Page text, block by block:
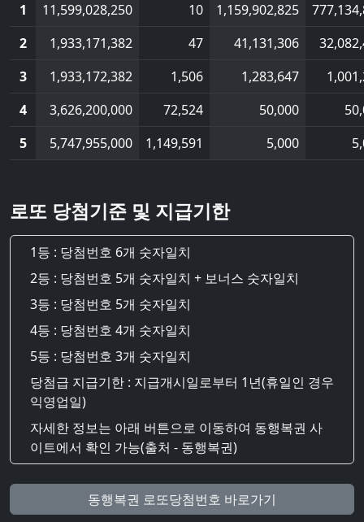
1
11,599,028,250 10 1,159,902,825
2
1,933,171,382 47 41,131,306
3
1,933,172,382 1,506 1,283,647
4
3,626,200,000 72,524 50,000
5
5,747,955,000 1,149,591 5,000
로또 당첨기준 및 지급기한
1등 : 당첨번호 6개 숫자일치
2등 : 당첨번호 5개 숫자일치 + 보너스 숫자일치
3등 : 당첨번호 5개 숫자일치
4등 : 당첨번호 4개 숫자일치
5등 : 당첨번호 3개 숫자일치
당첨급 지급기한 : 지급개시일로부터 1년(휴일인 경우
익영업일)
자세한 정보는 아래 버튼으로 이동하여 동행복권 사
이트에서 확인 가능(출처 - 동행복권)
동행복권 로또당첨번호 바로가기